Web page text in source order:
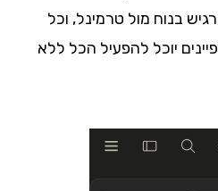
בנוח מול טרמינל, וכל
יוכל להפעיל הכל ללא